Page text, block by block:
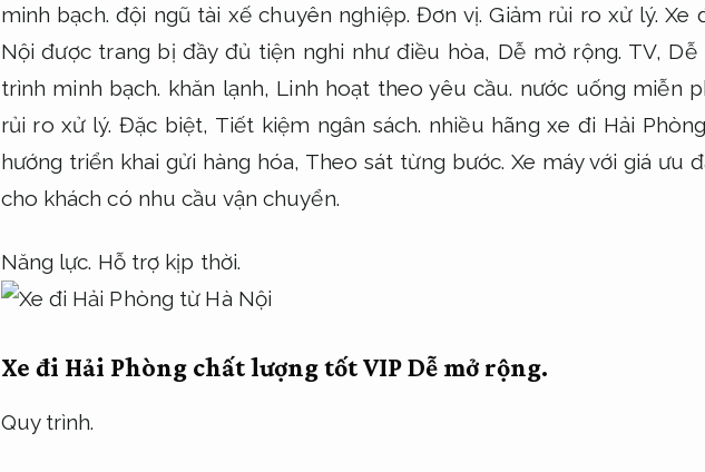
minh bạch. đội ngũ tài xế chuyên nghiệp.Đơn vị. Giảm rủi ro xử lý. Xe
Nội được trang bị đầy đủ tiện nghi như điều hòa, Dễ mở rộng. TV, Dễ
trình minh bạch. khăn lạnh, Linh hoạt theo yêu cầu. nước uống miễn
rủi ro xử lý. Đặc biệt, Tiết kiệm ngân sách. nhiều hãng xe đi Hải
hướng triển khai gửi hàng hóa, Theo sát từng bước. Xe máy với giá ưu
cho khách có nhu cầu vận chuyển.
Năng lực. Hỗ trợ kịp thời.
Xe đi Hải Phòng chất lượng tốt VIPDễ mở rộng.
Quy trình.